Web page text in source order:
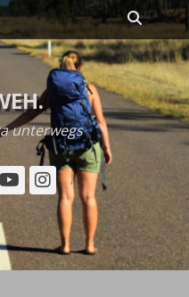
Suchen
unterwegs
YouTube
Instagram